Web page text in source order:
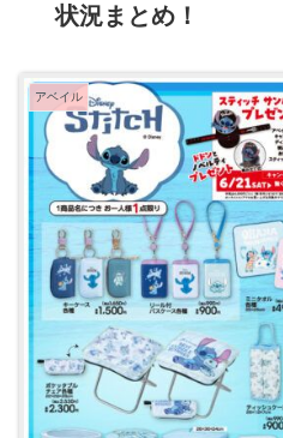
状況まとめ！
アベイル